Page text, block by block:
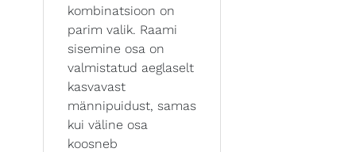
kombinatsioon on
parim valik. Raami
sisemine osa on
valmistatud aeglaselt
kasvavast
männipuidust, samas
kui väline osa
koosneb